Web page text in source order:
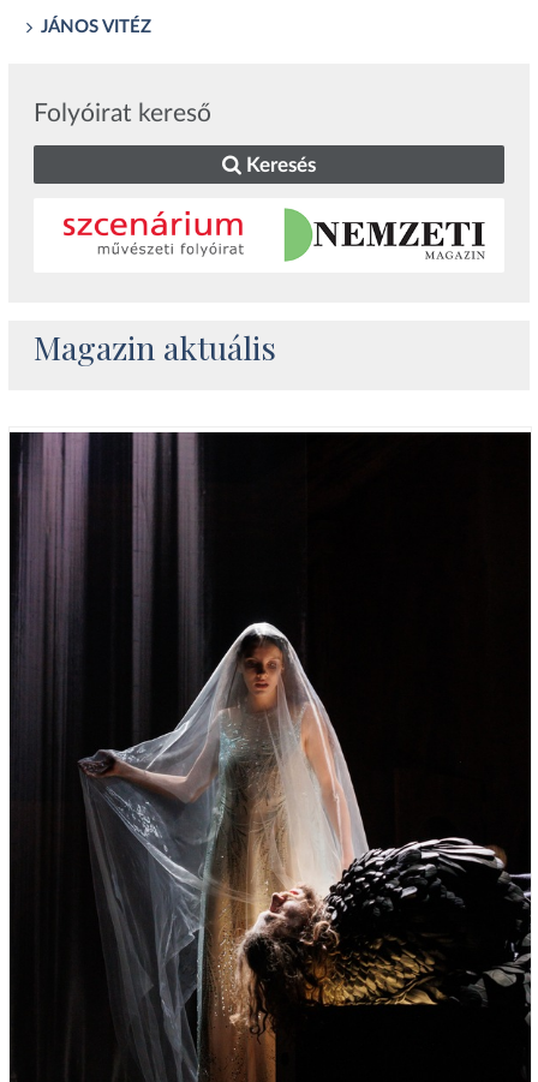
JÁNOS VITÉZ
Folyóirat kereső
Keresés
Magazin aktuális